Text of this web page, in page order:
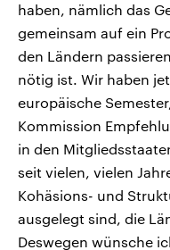
haben, nämlich das
gemeinsam auf ein
den Ländern
nötig ist. Wir haben
europäische
Kommission
in den
seit vielen, vielen
Kohäsions- und
ausgelegt sind, die
Deswegen wünsche